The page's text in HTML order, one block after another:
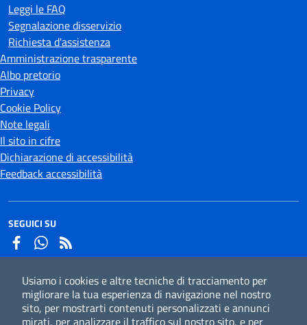
Usiamo i cookies e altre tecniche di tracciamento per
migliorare la tua esperienza di navigazione nel nostro
sito, per mostrarti contenuti personalizzati e annunci
mirati, per analizzare il traffico sul nostro sito, e per
Leggi le FAQ
Segnalazione disservizio
Richiesta d'assistenza
Amministrazione trasparente
Albo pretorio
Privacy
Cookie Policy
Note legali
Il sito in cifre
Dichiarazione di accessibilità
Feedback accessibilità
SEGUICI SU
FacebookWhatsapp
Iscriviti alla newsletter